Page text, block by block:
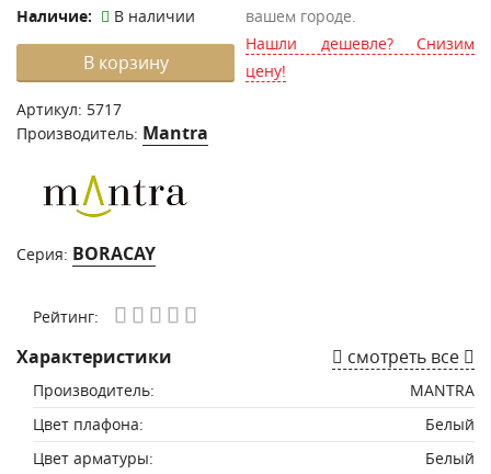
Наличие:
В наличии
В корзину
Артикул: 5717
Производитель: Mantra
Серия: BORACAY
вашем городе.
Нашли дешевле? Снизим
цену!
Рейтинг:
Характеристики смотреть все
Производитель:
MANTRA
Цвет плафона:
Белый
Цвет арматуры:
Белый